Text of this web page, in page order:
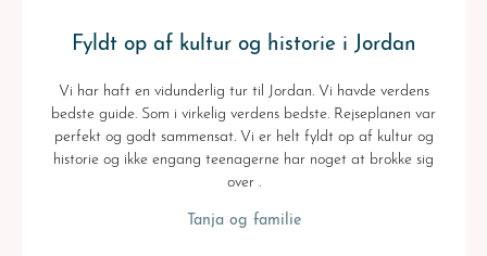
Fyldt op af kultur og historie i Jordan
Vi har haft en vidunderlig tur til Jordan. Vi havde verdens
bedste guide. Som i virkelig verdens bedste. Rejseplanen var
perfekt og godt sammensat. Vi er helt fyldt op af kultur og
historie og ikke engang teenagerne har noget at brokke sig
over .
Tanja og familie